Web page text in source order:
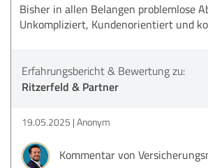
Bisher in allen Belangen problemlose
Unkompliziert, Kundenorientiert und
Erfahrungsbericht & Bewertung zu:
Ritzerfeld & Partner
19.05.2025 Anonym
Kommentar von